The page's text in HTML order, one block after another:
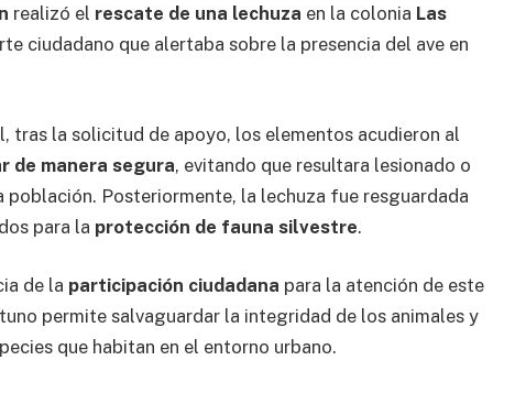
realizó el rescate de una lechuza en la colonia Las
ciudadano que alertaba sobre la presencia del ave en
tras la solicitud de apoyo, los elementos acudieron al
de manera segura, evitando que resultara lesionado o
población. Posteriormente, la lechuza fue resguardada
para la protección de fauna silvestre.
de la participación ciudadana para la atención de este
permite salvaguardar la integridad de los animales y
que habitan en el entorno urbano.